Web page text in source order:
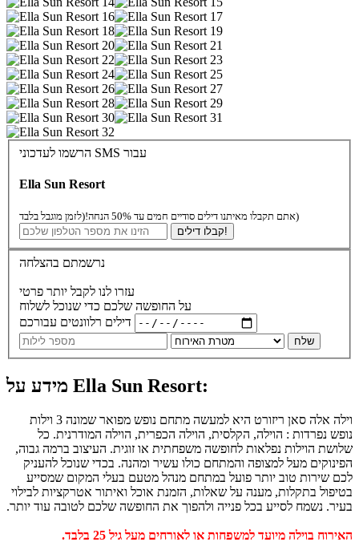
הרשמו לעדכוני SMS עבור
Ella Sun Resort
אתם תקבלו מאיתנו דילים סודיים חמים עד 50% הנחה!(לזמן מוגבל בלבד)
קבלו דילים!
נרשמתם בהצלחה
עזרו לנו לקבל יותר פרטי
על החופשה שלכם כדי שנוכל לשלוח
שלח
מידע על Ella Sun Resort:
וילה אלה סאן ריזורט היא למעשה מתחם נופש מפואר שמונה 3 וילות
נופש נפרדות : הוילה, הקלסית, הוילה הכפרית, הוילה המודרנית. כל
שלושת הוילות נפלאות לחופשה משפחתית או זוגית. העיצוב ברמה גבוה,
הפינוקים מעל למצופה והמתחם כולו עשיר ומהנה. בכדי שנוכל להעניק
לכם שירות טוב יותר פועל במתחם מנהל מטעם בעלי המקום שמסייע
בטיפול בתקלות, מענה על שאלות, הזמנת אוכל ואיתור אטרקציות לבילוי
בעיר. נשמח לסייע בכל פנייה ולהפוך את החופשה שלכם לטובה עוד יותר.
האירוח בוילה מיועד למשפחות או לאורחים מעל גיל 25 בלבד.